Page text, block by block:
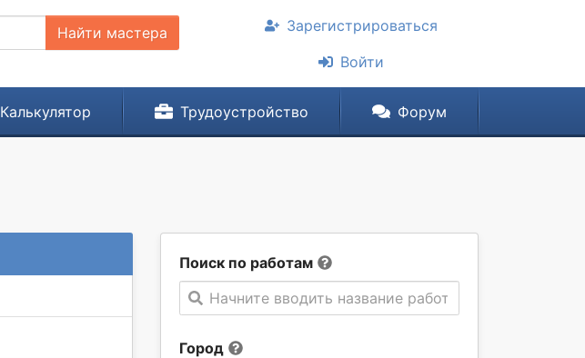
Найти мастера
Зарегистрироваться
Войти
Калькулятор Трудоустройство Форум
Поиск по работам
Начните вводить название работы
Город